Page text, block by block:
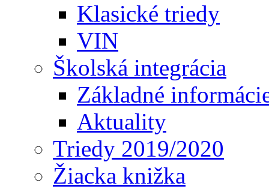
Klasické triedy
VIN
Školská integrácia
Základné
Aktuality
Triedy 2019/2020
Žiacka knižka